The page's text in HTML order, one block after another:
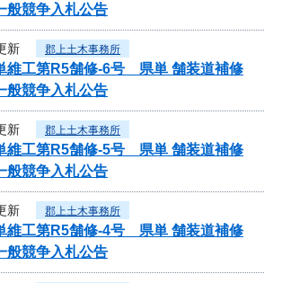
般競争入札公告
新 郡上土木事務所
維工第R5舗修-6号 県単 舗装道補修
般競争入札公告
新 郡上土木事務所
維工第R5舗修-5号 県単 舗装道補修
般競争入札公告
新 郡上土木事務所
維工第R5舗修-4号 県単 舗装道補修
般競争入札公告